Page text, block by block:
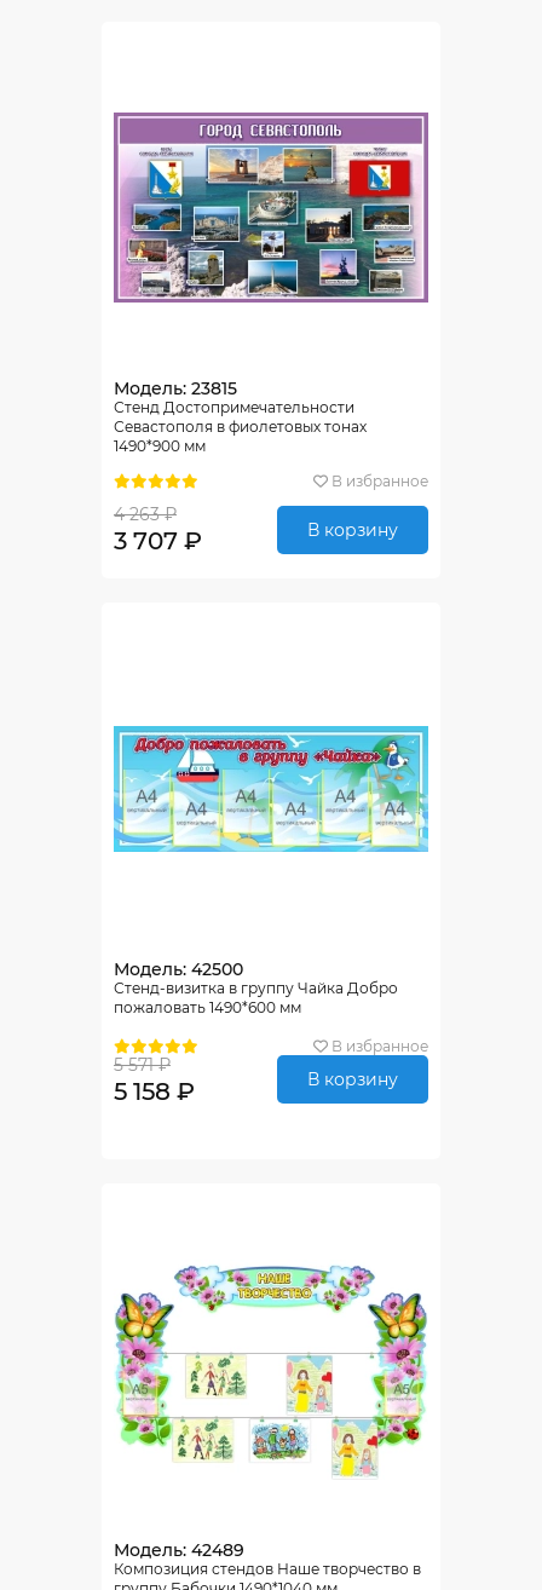
Модель: 23815
Стенд Достопримечательности
Севастополя в фиолетовых тонах
1490*900 мм
В избранное
4 263 ₽
3 707 ₽ В корзину
Модель: 42500
Стенд-визитка в группу Чайка Добро
пожаловать 1490*600 мм
В избранное
5 571 ₽
5 158 ₽ В корзину
Модель: 42489
Композиция стендов Наше творчество в